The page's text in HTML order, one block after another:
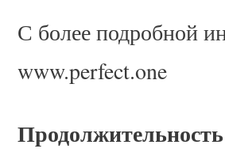
С более подробной
www.perfect.one